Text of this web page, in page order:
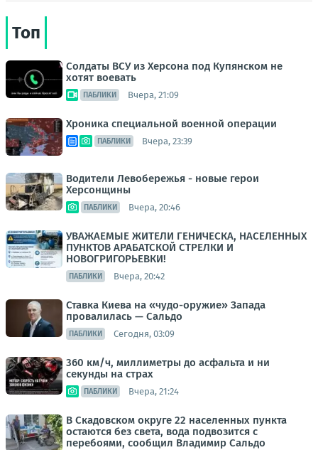
Топ
Солдаты ВСУ из Херсона под Купянском не
хотят воевать
ПАБЛИКИ Вчера, 21:09
Хроника специальной военной операции
ПАБЛИКИ Вчера, 23:39
Водители Левобережья - новые герои
Херсонщины
ПАБЛИКИ Вчера, 20:46
УВАЖАЕМЫЕ ЖИТЕЛИ ГЕНИЧЕСКА, НАСЕЛЕННЫХ
ПУНКТОВ АРАБАТСКОЙ СТРЕЛКИ И
НОВОГРИГОРЬЕВКИ!
ПАБЛИКИ Вчера, 20:42
Ставка Киева на «чудо-оружие» Запада
провалилась — Сальдо
ПАБЛИКИ Сегодня, 03:09
360 км/ч, миллиметры до асфальта и ни
секунды на страх
ПАБЛИКИ Вчера, 21:24
В Скадовском округе 22 населенных пункта
остаются без света, вода подвозится с
перебоями, сообщил Владимир Сальдо